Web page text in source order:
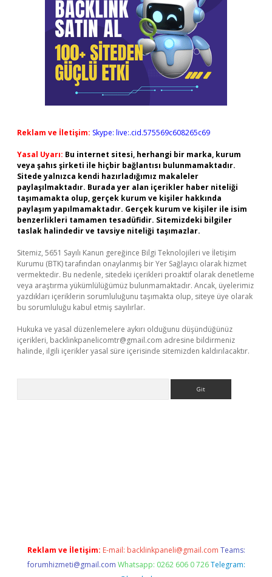
Reklam ve İletişim: Skype: live:.cid.575569c608265c69
Yasal Uyarı: Bu internet sitesi, herhangi bir marka, kurum
veya şahıs şirketi ile hiçbir bağlantısı bulunmamaktadır.
Sitede yalnızca kendi hazırladığımız makaleler
paylaşılmaktadır. Burada yer alan içerikler haber niteliği
taşımamakta olup, gerçek kurum ve kişiler hakkında
paylaşım yapılmamaktadır. Gerçek kurum ve kişiler ile isim
benzerlikleri tamamen tesadüfidir. Sitemizdeki bilgiler
taslak halindedir ve tavsiye niteliği taşımazlar.
Sitemiz, 5651 Sayılı Kanun gereğince Bilgi Teknolojileri ve İletişim
Kurumu (BTK) tarafından onaylanmış bir Yer Sağlayıcı olarak hizmet
vermektedir. Bu nedenle, sitedeki içerikleri proaktif olarak denetleme
veya araştırma yükümlülüğümüz bulunmamaktadır. Ancak, üyelerimiz
yazdıkları içeriklerin sorumluluğunu taşımakta olup, siteye üye olarak
bu sorumluluğu kabul etmiş sayılırlar.
Hukuka ve yasal düzenlemelere aykırı olduğunu düşündüğünüz
içerikleri, backlinkpanelicomtr@gmail.com adresine bildirmeniz
halinde, ilgili içerikler yasal süre içerisinde sitemizden kaldırılacaktır.
Reklam ve İletişim: E-mail: backlinkpaneli@gmail.com Teams:
forumhizmeti@gmail.com Whatsapp: 0262 606 0 726 Telegram: